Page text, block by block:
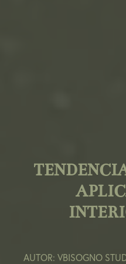
AUTOR: VBISOGNO